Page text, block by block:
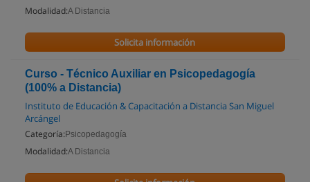
Modalidad:A Distancia
Solicita información
Curso - Técnico Auxiliar en Psicopedagogía
(100% a Distancia)
Instituto de Educación & Capacitación a Distancia San Miguel
Arcángel
Categoría: Psicopedagogía
Modalidad:A Distancia